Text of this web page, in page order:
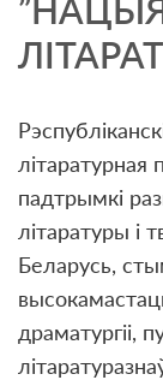
лiтаратурная
падтрымкi
лiтаратуры i
Беларусь,
драматургii,